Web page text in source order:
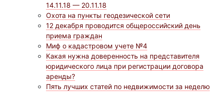
14.11.18 — 20.11.18
Охота на пункты геодезической сети
12 декабря проводится общероссийский день
приема граждан
Миф о кадастровом учете №4
Какая нужна доверенность на представителя
юридического лица при регистрации договора
аренды?
Пять лучших статей по недвижимости за неделю